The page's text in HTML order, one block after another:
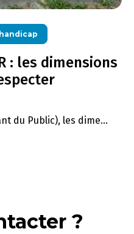
: les dimensions
du Public), les dime...
?